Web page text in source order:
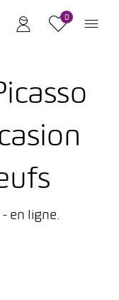
0
- en ligne.